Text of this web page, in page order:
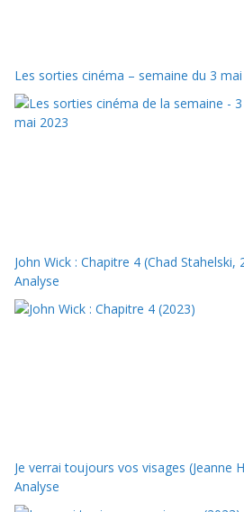
Les sorties cinéma – semaine du 3
John Wick : Chapitre 4 (Chad Stahelski,
Analyse
Je verrai toujours vos visages (Jeanne
Analyse